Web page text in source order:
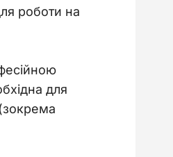
роботи на
для